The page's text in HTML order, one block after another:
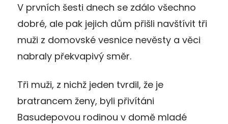
V prvních šesti dnech se zdálo všechno
dobré, ale pak jejich dům přišli navštívit tři
muži z domovské vesnice nevěsty a věci
nabraly překvapivý směr.
Tři muži, z nichž jeden tvrdil, že je
bratrancem ženy, byli přivítáni
Basudepovou rodinou v domě mladé